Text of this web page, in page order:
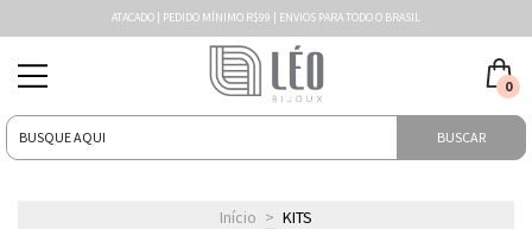
ATACADO | PEDIDO MÍNIMO R$99 | ENVIOS PARA TODO O BRASIL
BUSCAR
0
Início > KITS